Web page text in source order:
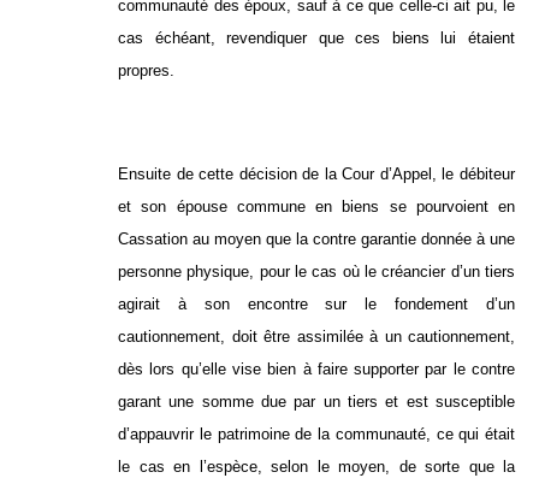
communauté des époux, sauf à ce que celle-ci ait pu, le
cas échéant, revendiquer que ces biens lui étaient
propres.
Ensuite de cette décision de la Cour d’Appel, le débiteur
et son épouse commune en biens se pourvoient en
Cassation au moyen que la contre garantie donnée à une
personne physique, pour le cas où le créancier d’un tiers
agirait à son encontre sur le fondement d’un
cautionnement, doit être assimilée à un cautionnement,
dès lors qu’elle vise bien à faire supporter par le contre
garant une somme due par un tiers et est susceptible
d’appauvrir le patrimoine de la communauté, ce qui était
le cas en l’espèce, selon le moyen, de sorte que la